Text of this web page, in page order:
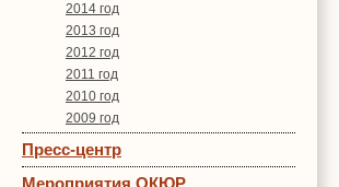
2014 год
2013 год
2012 год
2011 год
2010 год
2009 год
Пресс-центр
Мероприятия ОКЮР